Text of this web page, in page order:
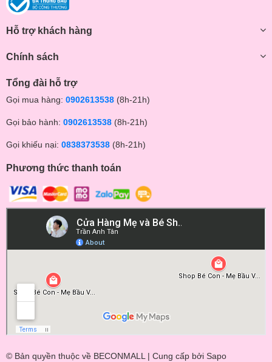
Hỗ trợ khách hàng
Chính sách
Tổng đài hỗ trợ
Gọi mua hàng: 0902613538 (8h-21h)
Gọi bảo hành: 0902613538 (8h-21h)
Gọi khiếu nại: 0838373538 (8h-21h)
Phương thức thanh toán
© Bản quyền thuộc về BECONMALL | Cung cấp bởi Sapo